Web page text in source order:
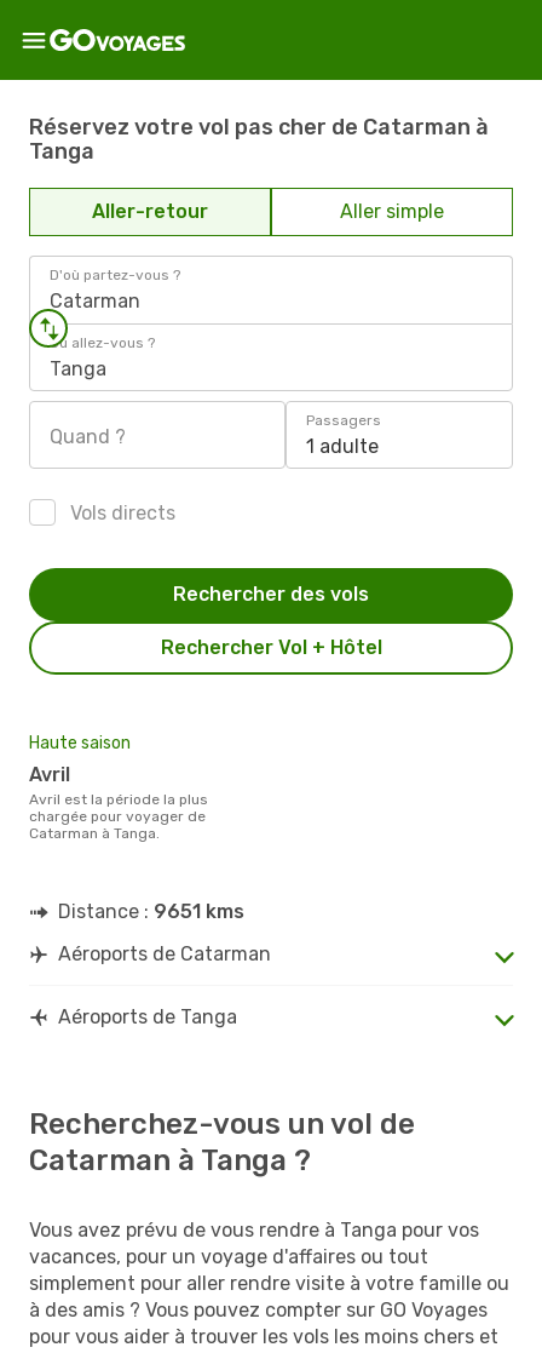
Réservez votre vol pas cher de Catarman à
Tanga
Aller-retour Aller simple
D'où partez-vous ?
Catarman
Où allez-vous ?
Tanga
Quand ?
Passagers
1 adulte
Vols directs
Rechercher Vol + Hôtel
Rechercher des vols
Haute saison
avril
avril est la période la plus
chargée pour voyager de
Catarman à Tanga.
Distance : 9651 kms
Aéroports de Catarman
Aéroports de Tanga
Recherchez-vous un vol de
Catarman à Tanga ?
Vous avez prévu de vous rendre à Tanga pour vos
vacances, pour un voyage d'affaires ou tout
simplement pour aller rendre visite à votre famille ou
à des amis ? Vous pouvez compter sur GO Voyages
pour vous aider à trouver les vols les moins chers et